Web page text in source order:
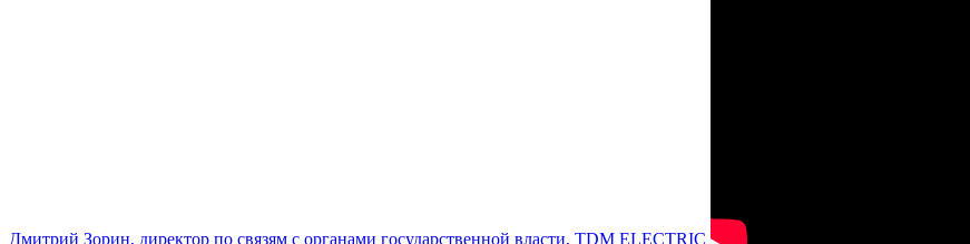
Дмитрий Зорин, директор по связям с органами государственной власти, TDM ELECTRIC